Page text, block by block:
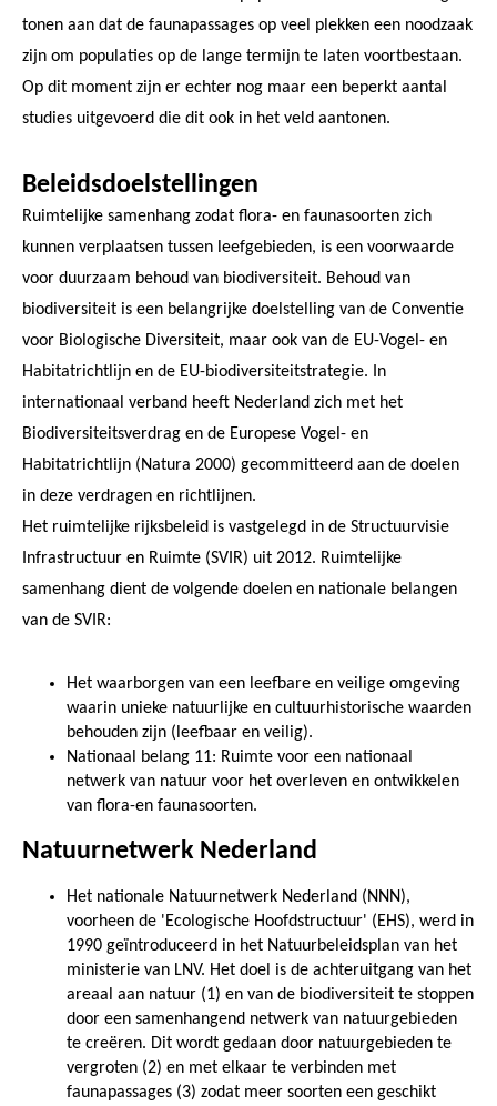
tonen aan dat de faunapassages op veel plekken een noodzaak
zijn om populaties op de lange termijn te laten voortbestaan.
Op dit moment zijn er echter nog maar een beperkt aantal
studies uitgevoerd die dit ook in het veld aantonen.
Beleidsdoelstellingen
Ruimtelijke samenhang zodat flora- en faunasoorten zich
kunnen verplaatsen tussen leefgebieden, is een voorwaarde
voor duurzaam behoud van biodiversiteit. Behoud van
biodiversiteit is een belangrijke doelstelling van de Conventie
voor Biologische Diversiteit, maar ook van de EU-Vogel- en
Habitatrichtlijn en de EU-biodiversiteitstrategie. In
internationaal verband heeft Nederland zich met het
Biodiversiteitsverdrag en de Europese Vogel- en
Habitatrichtlijn (Natura 2000) gecommitteerd aan de doelen
in deze verdragen en richtlijnen.
Het ruimtelijke rijksbeleid is vastgelegd in de Structuurvisie
Infrastructuur en Ruimte (SVIR) uit 2012. Ruimtelijke
samenhang dient de volgende doelen en nationale belangen
van de SVIR:
Het waarborgen van een leefbare en veilige omgeving
waarin unieke natuurlijke en cultuurhistorische waarden
behouden zijn (leefbaar en veilig).
Nationaal belang 11: Ruimte voor een nationaal
netwerk van natuur voor het overleven en ontwikkelen
van flora-en faunasoorten.
Natuurnetwerk Nederland
Het nationale Natuurnetwerk Nederland (NNN),
voorheen de 'Ecologische Hoofdstructuur' (EHS), werd in
1990 geïntroduceerd in het Natuurbeleidsplan van het
ministerie van LNV. Het doel is de achteruitgang van het
areaal aan natuur (1) en van de biodiversiteit te stoppen
door een samenhangend netwerk van natuurgebieden
te creëren. Dit wordt gedaan door natuurgebieden te
vergroten (2) en met elkaar te verbinden met
faunapassages (3) zodat meer soorten een geschikt